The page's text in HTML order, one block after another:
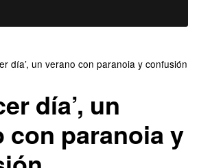
día’, un verano con paranoia y confusión
día’, un
con paranoia y